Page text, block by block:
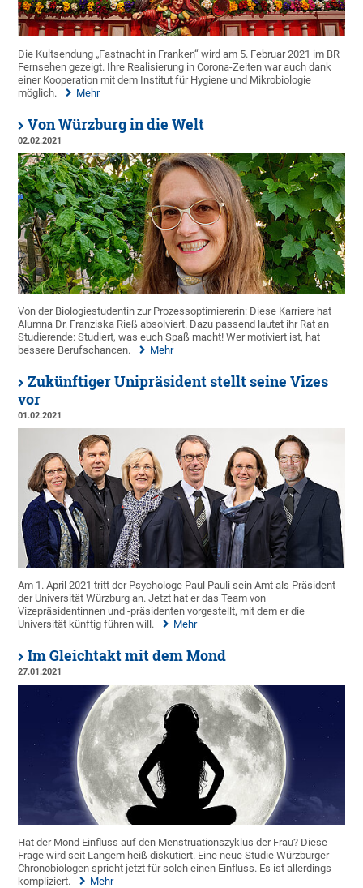
Die Kultsendung „Fastnacht in Franken“ wird am 5. Februar 2021 im BR
Fernsehen gezeigt. Ihre Realisierung in Corona-Zeiten war auch dank
einer Kooperation mit dem Institut für Hygiene und Mikrobiologie
möglich.
Mehr
Von Würzburg in die Welt
02.02.2021
Von der Biologiestudentin zur Prozessoptimiererin: Diese Karriere hat
Alumna Dr. Franziska Rieß absolviert. Dazu passend lautet ihr Rat an
Studierende: Studiert, was euch Spaß macht! Wer motiviert ist, hat
bessere Berufschancen.
Mehr
Zukünftiger Unipräsident stellt seine Vizes
vor
01.02.2021
Am 1. April 2021 tritt der Psychologe Paul Pauli sein Amt als Präsident
der Universität Würzburg an. Jetzt hat er das Team von
Vizepräsidentinnen und -präsidenten vorgestellt, mit dem er die
Universität künftig führen will.
Mehr
Im Gleichtakt mit dem Mond
27.01.2021
Hat der Mond Einfluss auf den Menstruationszyklus der Frau? Diese
Frage wird seit Langem heiß diskutiert. Eine neue Studie Würzburger
Chronobiologen spricht jetzt für solch einen Einfluss. Es ist allerdings
kompliziert.
Mehr